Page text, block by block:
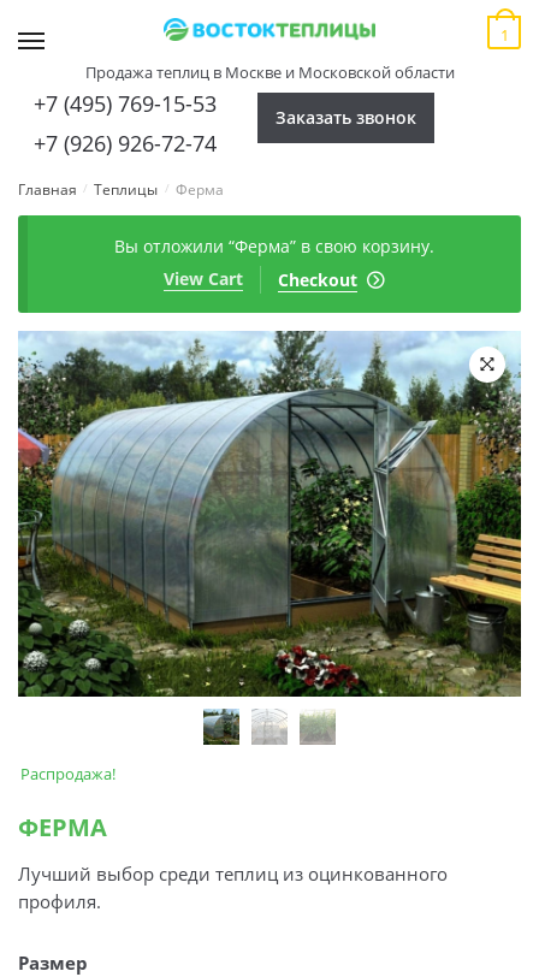
Продажа теплиц в Москве и Московской области
+7 (495) 769-15-53
+7 (926) 926-72-74
Заказать звонок
1
Главная / Теплицы / Ферма
Вы отложили “Ферма” в свою корзину.
Checkout
View Cart
🔍
Распродажа!
ФЕРМА
Лучший выбор среди теплиц из оцинкованного
профиля.
Размер